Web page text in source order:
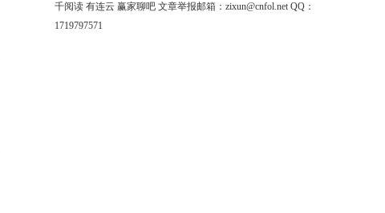
千阅读 有连云 赢家聊吧 文章举报邮箱：zixun@cnfol.net QQ：
1719797571